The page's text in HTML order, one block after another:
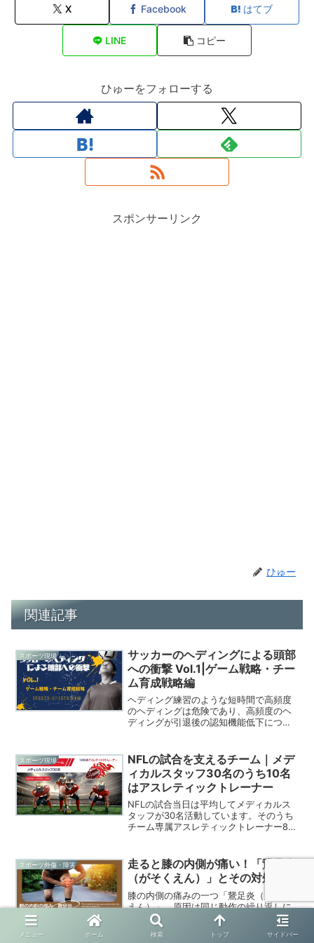
X Facebook はてブ
LINE コピー
ひゅーをフォローする
スポンサーリンク
ひゅー
関連記事
スポーツ現場
サッカーのヘディングによる頭部
への衝撃 Vol.1|ゲーム戦略・チー
ム育成戦略編
ヘディング練習のような短時間で高頻度
のヘディングは危険であり、高頻度のヘ
ディングが引退後の認知機能低下につな
頭部への衝撃が大きいことがわかってい
ます。ゴールキックをヘディングで受け
る際の頭部への衝撃が大きいことやショ
ートコーナーやショートサイドゲーム
（SSG）が推奨されることについて紹介
しています。
スポーツ現場
NFLの試合を支えるチーム｜メデ
ィカルスタッフ30名のうち10名
はアスレティックトレーナー
NFLの試合当日は平均してメディカルス
タッフが30名活動しています。そのうち
チーム専属アスレティックトレーナー8名
アスレティックトレーナーです。今回は
NFLで発表された「チームを支えるチー
ム」、メディカルスタッフの内訳を紹介
します。
スポーツ外傷・障害
走ると膝の内側が痛い！「鵞足炎
（がそくえん）」とその対処方法
膝の内側の痛みの一つ「鵞足炎（がそく
えん）」。原因は同じ動作の繰り返しに
よる筋肉の張りで、動作不良や筋機能の
低下もリスクになります。鵞足炎の急性
期の対処法や、ストレッチ、スポーツ復
メニュー ホーム 検索 トップ サイドバー